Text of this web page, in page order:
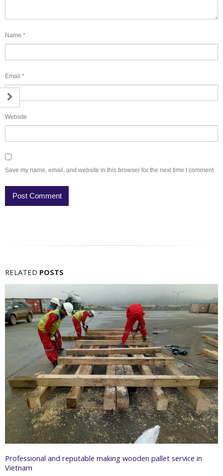
Name *
Email *
Website
Save my name, email, and website in this browser for the next time I comment.
RELATED POSTS
Professional and reputable making wooden pallet service in
Vietnam